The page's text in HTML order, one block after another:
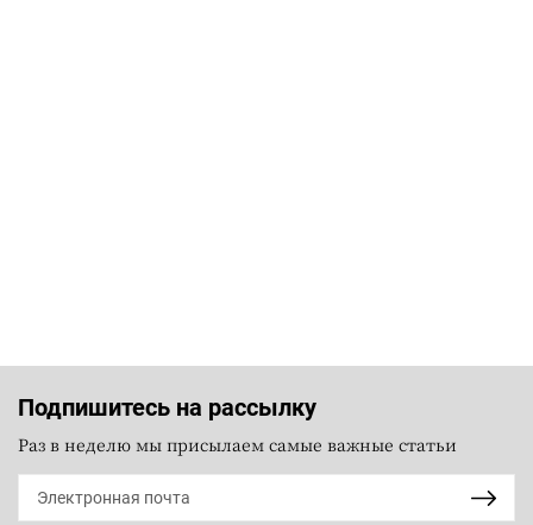
Подпишитесь на рассылку
Раз в неделю мы присылаем самые важные статьи